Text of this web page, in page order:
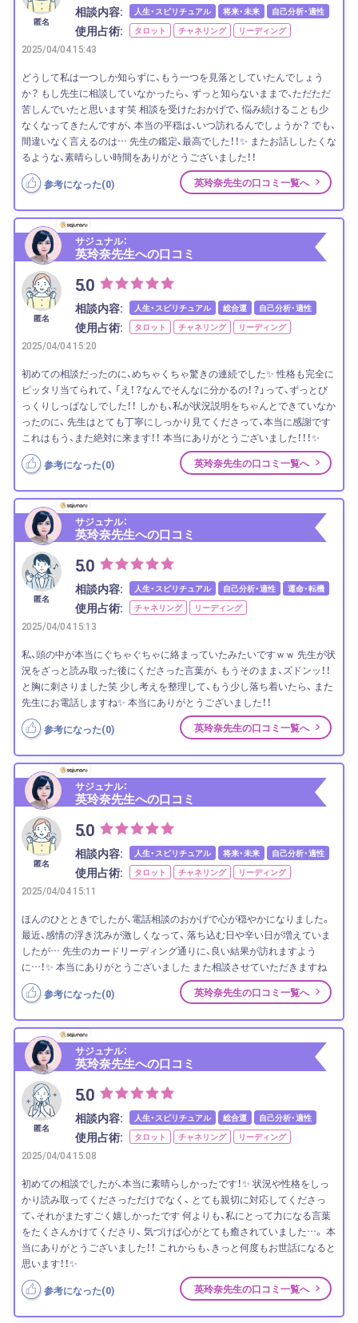
匿名
相談内容: 人生・スピリチュアル 将来・未来 自己分析・適性
使用占術: タロット チャネリング リーディング
2025/04/04 15:43
どうして私は一つしか知らずに、もう一つを見落としていたんでしょう
か？ もし先生に相談していなかったら、 ずっと知らないままで、ただただ
苦しんでいたと思います笑 相談を受けたおかげで、 悩み続けることも少
なくなってきたんですが、 本当の平穏は、いつ訪れるんでしょうか？ でも、
間違いなく言えるのは… 先生の鑑定、最高でした！！✨ またお話ししたくな
るような、素晴らしい時間をありがとうございました！！
参考になった(0) 英玲奈先生の口コミ一覧へ
サジュナル：
英玲奈先生への口コミ
匿名
5.0
相談内容: 人生・スピリチュアル 総合運 自己分析・適性
使用占術: タロット チャネリング リーディング
2025/04/04 15:20
初めての相談だったのに、めちゃくちゃ驚きの連続でした✨ 性格も完全に
ピッタリ当てられて、 「え！？なんでそんなに分かるの！？」って、ずっとび
っくりしっぱなしでした！！ しかも、私が状況説明をちゃんとできていなか
ったのに、 先生はとても丁寧にしっかり見てくださって、本当に感謝です
これはもう、また絶対に来ます！！ 本当にありがとうございました！！！✨
参考になった(0) 英玲奈先生の口コミ一覧へ
サジュナル：
英玲奈先生への口コミ
匿名
5.0
相談内容: 人生・スピリチュアル 自己分析・適性 運命・転機
使用占術: チャネリング リーディング
2025/04/04 15:13
私、頭の中が本当にぐちゃぐちゃに絡まっていたみたいですｗｗ 先生が状
況をざっと読み取った後にくださった言葉が、 もうそのまま、ズドンッ！！
と胸に刺さりました笑 少し考えを整理して、もう少し落ち着いたら、 また
先生にお電話しますね✨ 本当にありがとうございました！！
参考になった(0) 英玲奈先生の口コミ一覧へ
サジュナル：
英玲奈先生への口コミ
匿名
5.0
相談内容: 人生・スピリチュアル 将来・未来 自己分析・適性
使用占術: タロット チャネリング リーディング
2025/04/04 15:11
ほんのひとときでしたが、電話相談のおかげで心が穏やかになりました。
最近、感情の浮き沈みが激しくなって、 落ち込む日や辛い日が増えていま
したが… 先生のカードリーディング通りに、良い結果が訪れますよう
に…！✨ 本当にありがとうございました また相談させていただきますね
参考になった(0) 英玲奈先生の口コミ一覧へ
サジュナル：
英玲奈先生への口コミ
匿名
5.0
相談内容: 人生・スピリチュアル 総合運 自己分析・適性
使用占術: タロット チャネリング リーディング
2025/04/04 15:08
初めての相談でしたが、本当に素晴らしかったです！✨ 状況や性格をしっ
かり読み取ってくださっただけでなく、 とても親切に対応してくださっ
て、それがまたすごく嬉しかったです 何よりも、私にとって力になる言葉
をたくさんかけてくださり、 気づけば心がとても癒されていました…。 本
当にありがとうございました！！ これからも、きっと何度もお世話になると
思います！！✨
参考になった(0) 英玲奈先生の口コミ一覧へ